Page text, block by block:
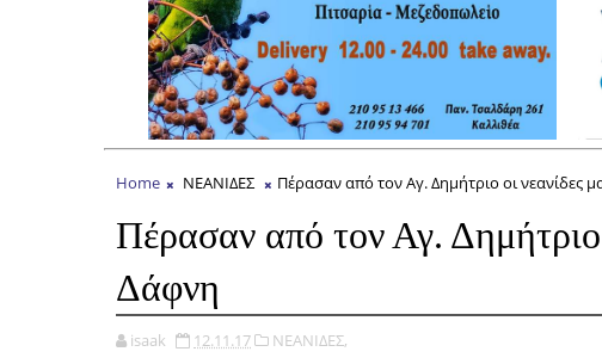
Home ΝΕΑΝΙΔΕΣ Πέρασαν από τον Αγ. Δημήτριο οι νεανίδες
Πέρασαν από τον Αγ. Δημήτριο
Δάφνη
isaak 12.11.17 ΝΕΑΝΙΔΕΣ,